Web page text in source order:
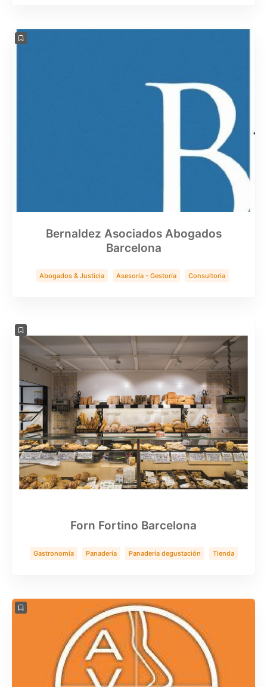
Bernaldez Asociados Abogados
Barcelona
Abogados & Justicia Asesoría - Gestoría
Consultoria
Forn Fortino Barcelona
Gastronomía Panadería Panadería degustación Tienda